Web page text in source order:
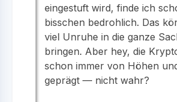
eingestuft wird, finde ich
bisschen bedrohlich. Das
viel Unruhe in die ganze
bringen. Aber hey, die
schon immer von Höhen
geprägt — nicht wahr?